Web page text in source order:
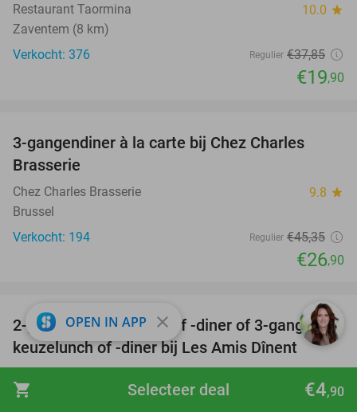
shopping_cart €4,90
Selecteer deal
Restaurant Taormina 10.0 star
Zaventem (8 km)
Verkocht: 376
Regulier €37,85
€19,90
3-gangendiner à la carte bij Chez Charles
Brasserie
Chez Charles Brasserie 9.8 star
Brussel
Verkocht: 194
Regulier €45,35
€26,90
37%
2-gangen burgerlunch of -diner of 3-gangen
keuzelunch of -diner bij Les Amis Dînent
Wezembeek-Oppem (8 km)
OPEN IN APP close